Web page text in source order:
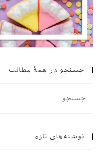
جستجو در همهٔ مطالب
نوشته‌های تازه